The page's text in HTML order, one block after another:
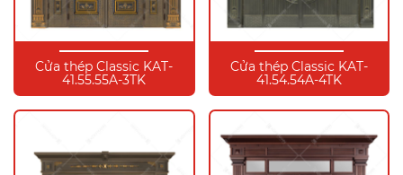
Cửa thép Classic KAT-
41.55.55A-3TK
Cửa thép Classic KAT-
41.54.54A-4TK